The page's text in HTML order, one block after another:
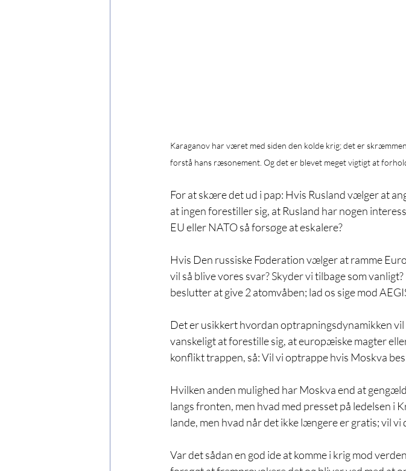
Karaganov har været med siden den kolde krig; det er
forstå hans ræsonement. Og det er blevet meget vigtigt at
For at skære det ud i pap: Hvis Rusland vælger at
at ingen forestiller sig, at Rusland har nogen
EU eller NATO så forsøge at eskalere?
Hvis Den russiske Føderation vælger at ramme
vil så blive vores svar? Skyder vi tilbage som
beslutter at give 2 atomvåben; lad os sige mod
Det er usikkert hvordan optrapningsdynamikken
vanskeligt at forestille sig, at europæiske magter
konflikt trappen, så: Vil vi optrappe hvis Moskva
Hvilken anden mulighed har Moskva end at
langs fronten, men hvad med presset på ledelsen i
lande, men hvad når det ikke længere er gratis; vil
Var det sådan en god ide at komme i krig mod